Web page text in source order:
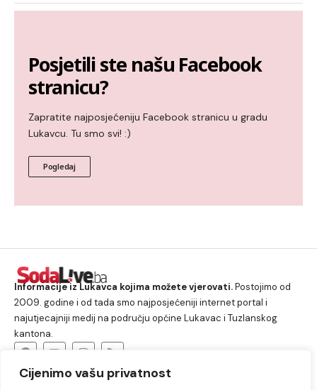
Cijenimo vašu privatnost
Posjetili ste našu Facebook
stranicu?
Zapratite najposjećeniju Facebook stranicu u gradu
Lukavcu. Tu smo svi! :)
Pogledaj
Informacije iz Lukavca kojima možete vjerovati.Postojimo od
2009. godine i od tada smo najposjećeniji internet portal i
najutjecajniji medij na području općine Lukavac i Tuzlanskog
kantona.